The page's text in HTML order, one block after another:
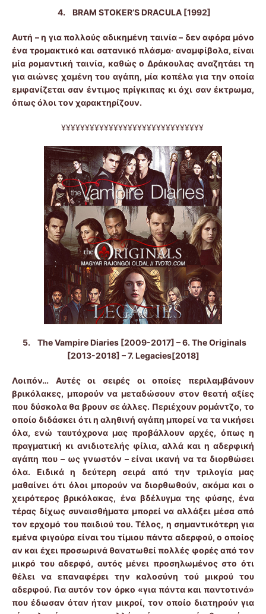
4. BRAM STOKER’SDRACULA [1992]
Αυτή – η για πολλούς αδικημένη ταινία – δεν αφόρα μόνο
ένα τρομακτικό και σατανικό πλάσμα· αναμφίβολα, είναι
μία ρομαντική ταινία, καθώς ο Δράκουλας αναζητάει τη
για αιώνες χαμένη του αγάπη, μία κοπέλα για την οποία
εμφανίζεται σαν έντιμος πρίγκιπας κι όχι σαν έκτρωμα,
όπως όλοι τον χαρακτηρίζουν.
¥¥¥¥¥¥¥¥¥¥¥¥¥¥¥¥¥¥¥¥¥¥¥¥¥¥¥¥¥¥
5. The Vampire Diaries [2009-2017] – 6. The Originals
[2013-2018] – 7. Legacies[2018]
Λοιπόν… Αυτές οι σειρές οι οποίες περιλαμβάνουν
βρικόλακες, μπορούν να μεταδώσουν στον θεατή αξίες
που δύσκολα θα βρουν σε άλλες. Περιέχουν ρομάντζο, το
οποίο διδάσκει ότι η αληθινή αγάπη μπορεί να τα νικήσει
όλα, ενώ ταυτόχρονα μας προβάλλουν αρχές, όπως η
πραγματική κι ανιδιοτελής φίλια, αλλά και η αδερφική
αγάπη που – ως γνωστόν – είναι ικανή να τα διορθώσει
όλα. Ειδικά η δεύτερη σειρά από την τριλογία μας
μαθαίνει ότι όλοι μπορούν να διορθωθούν, ακόμα και ο
χειρότερος βρικόλακας, ένα βδέλυγμα της φύσης, ένα
τέρας δίχως συναισθήματα μπορεί να αλλάξει μέσα από
τον ερχομό του παιδιού του. Τέλος, η σημαντικότερη για
εμένα φιγούρα είναι του τίμιου πάντα αδερφού, ο οποίος
αν και έχει προσωρινά θανατωθεί πολλές φορές από τον
μικρό του αδερφό, αυτός μένει προσηλωμένος στο ότι
θέλει να επαναφέρει την καλοσύνη τού μικρού του
αδερφού. Για αυτόν τον όρκο «για πάντα και παντοτινά»
που έδωσαν όταν ήταν μικροί, τον οποίο διατηρούν για